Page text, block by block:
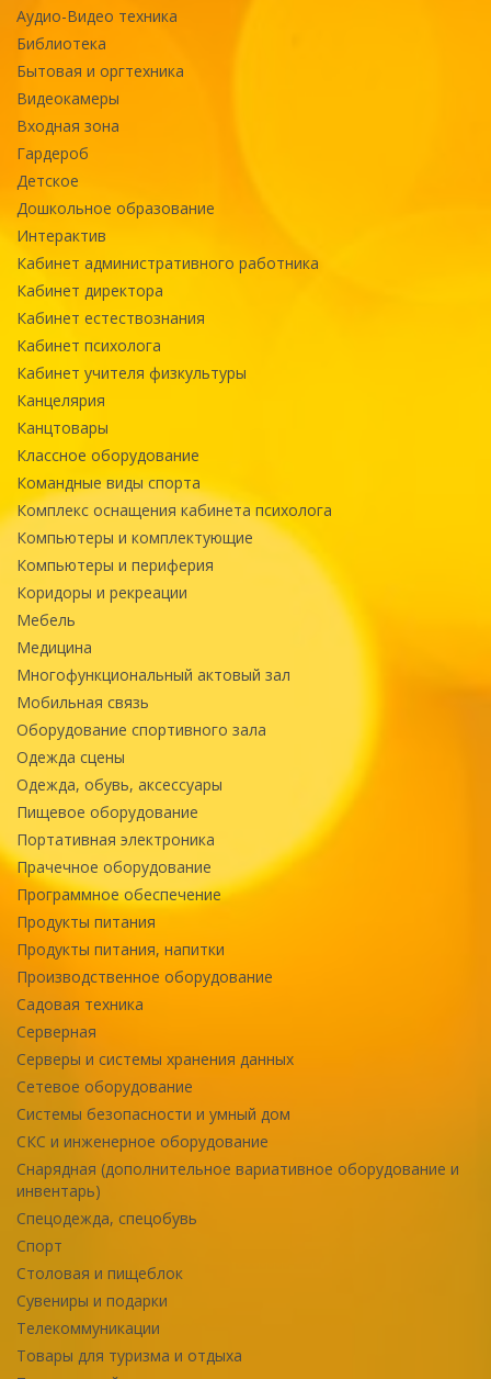
Аудио-Видео техника
Библиотека
Бытовая и оргтехника
Видеокамеры
Входная зона
Гардероб
Детское
Дошкольное образование
Интерактив
Кабинет административного работника
Кабинет директора
Кабинет естествознания
Кабинет психолога
Кабинет учителя физкультуры
Канцелярия
Канцтовары
Классное оборудование
Командные виды спорта
Комплекс оснащения кабинета психолога
Компьютеры и комплектующие
Компьютеры и периферия
Коридоры и рекреации
Мебель
Медицина
Многофункциональный актовый зал
Мобильная связь
Оборудование спортивного зала
Одежда сцены
Одежда, обувь, аксессуары
Пищевое оборудование
Портативная электроника
Прачечное оборудование
Программное обеспечение
Продукты питания
Продукты питания, напитки
Производственное оборудование
Садовая техника
Серверная
Серверы и системы хранения данных
Сетевое оборудование
Системы безопасности и умный дом
СКС и инженерное оборудование
Снарядная (дополнительное вариативное оборудование и
инвентарь)
Спецодежда, спецобувь
Спорт
Столовая и пищеблок
Сувениры и подарки
Телекоммуникации
Товары для туризма и отдыха